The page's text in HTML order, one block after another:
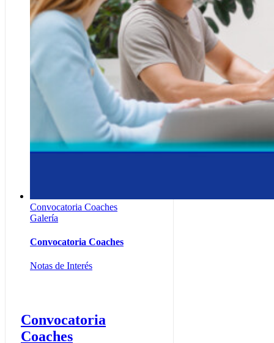
Convocatoria Coaches
Galería
Convocatoria Coaches
Notas de Interés
Convocatoria
Coaches